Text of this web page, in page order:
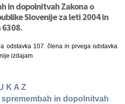
in dopolnitvah Zakona o
Slovenije za leti 2004 in
6308.
odstavka 107. člena in prvega odstavka
izdajam
K A Z
in dopolnitvah